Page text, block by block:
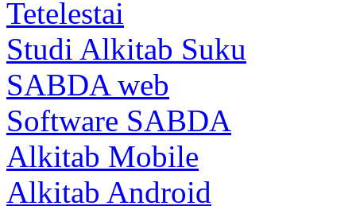
Tetelestai
Studi Alkitab Suku
SABDA web
Software SABDA
Alkitab Mobile
Alkitab Android